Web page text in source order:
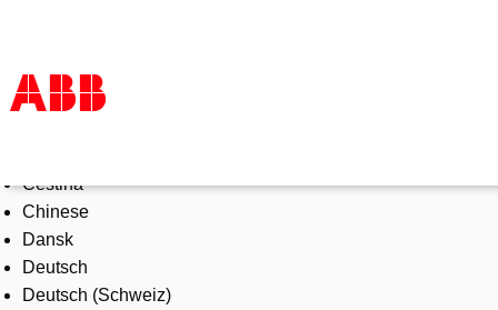
Products & Solutions
Industries
Services
About us
Where to buy
Čeština
Chinese
Dansk
Deutsch
Deutsch (Schweiz)